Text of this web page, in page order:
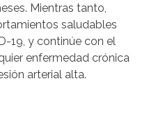
Mientras tanto,
saludables
19, y continúe con el
enfermedad crónica
arterial alta.